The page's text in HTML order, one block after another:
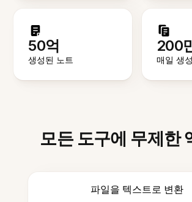
50억
생성된 노트
200
매일 생
모든 도구에 무제한
파일을 텍스트로 변환